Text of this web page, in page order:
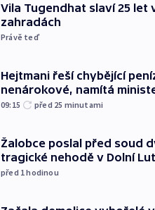
Vila Tugendhat slaví 25 let
zahradách
Právě teď
Hejtmani řeší chybějící
nenárokové, namítá
09:15 před 25 minutami
Žalobce poslal před soud
tragické nehodě v Dolní
před 1hodinou